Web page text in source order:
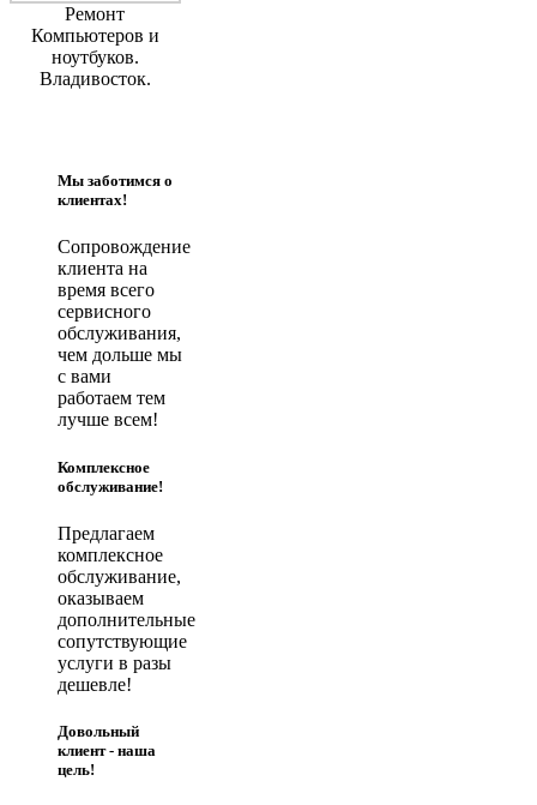
Ремонт
Компьютеров и
ноутбуков.
Владивосток.
Мы заботимся о
клиентах!
Сопровождение
клиента на
время всего
сервисного
обслуживания,
чем дольше мы
с вами
работаем тем
лучше всем!
Комплексное
обслуживание!
Предлагаем
комплексное
обслуживание,
оказываем
дополнительные
сопутствующие
услуги в разы
дешевле!
Довольный
клиент - наша
цель!